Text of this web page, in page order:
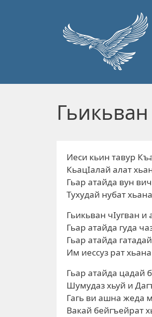
Иеси кьин тавур
КьацIалай алат
Гьар атайда вун
Тухудай нубат
Гьикьван чIугван и
Гьар атайда гуда
Гьар атайда
Им иессуз рат
Гьар атайда цадай
Шумудаз хьуй и
Гагь ви ашна жеда
Вакай бейгъейрат